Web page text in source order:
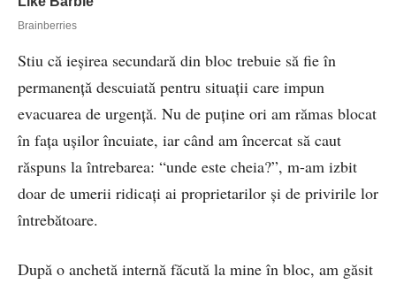
Stiu că ieşirea secundară din bloc trebuie să fie în
permanenţă descuiată pentru situaţii care impun
evacuarea de urgenţă. Nu de puţine ori am rămas blocat
în faţa uşilor încuiate, iar când am încercat să caut
răspuns la întrebarea: “unde este cheia?”, m-am izbit
doar de umerii ridicaţi ai proprietarilor şi de privirile lor
întrebătoare.
După o anchetă internă făcută la mine în bloc, am găsit